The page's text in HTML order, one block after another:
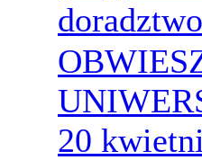
20